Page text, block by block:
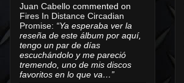
Juan Cabello commented on
Fires In Distance Circadian
Promise: “Ya esperaba ver la
reseña de este álbum por aquí,
tengo un par de días
escuchándolo y me pareció
tremendo, uno de mis discos
favoritos en lo que va…”